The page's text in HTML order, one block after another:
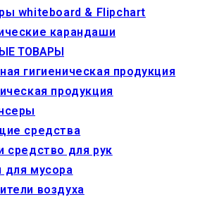
whiteboard & Flipchart
карандаши
ТОВАРЫ
гигиеническая продукция
продукция
средства
средство для рук
мусора
воздуха